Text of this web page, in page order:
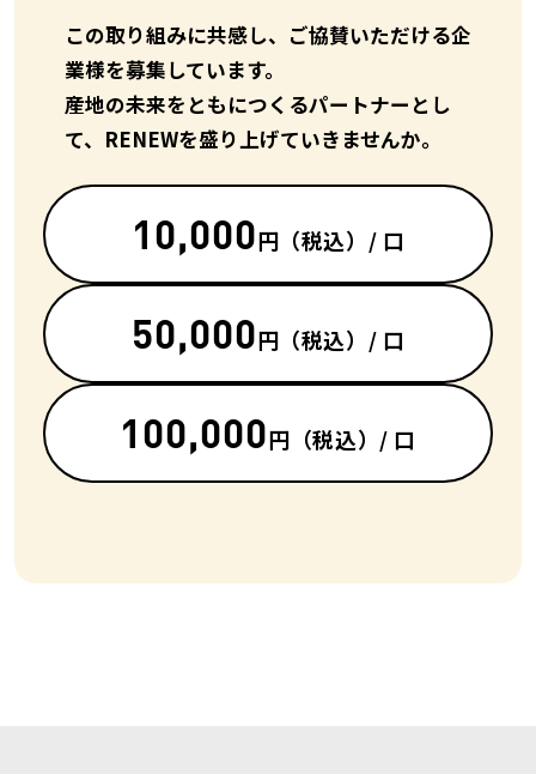
この取り組みに共感し、ご協賛いただける企
業様を募集しています。
産地の未来をともにつくるパートナーとし
て、RENEWを盛り上げていきませんか。
10,000円 （税込）/ 口
50,000円 （税込）/ 口
100,000円 （税込）/ 口